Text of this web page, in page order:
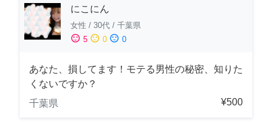
にこにん
女性 / 30代 / 千葉県
sentiment_satisfied 5 sentiment_neutral 0 sentiment_dissatisfied 0
あなた、損してます！モテる男性の秘密、知りた
くないですか？
千葉県
¥500